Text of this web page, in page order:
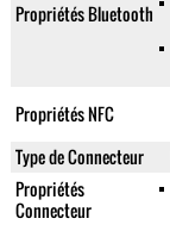
Propriétés Bluetooth
Propriétés NFC
Type de Connecteur
Propriétés
Connecteur